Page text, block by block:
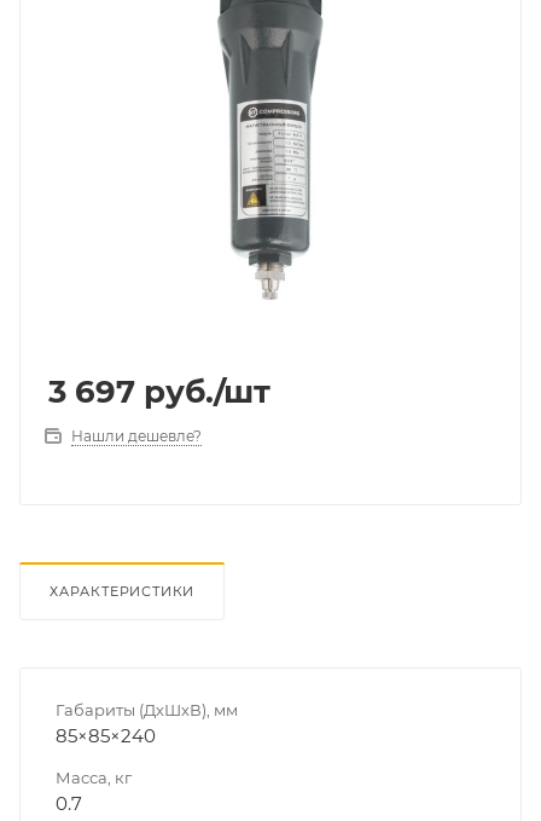
3 697 руб./шт
Нашли дешевле?
ХАРАКТЕРИСТИКИ
Габариты (ДхШхВ), мм
85×85×240
Масса, кг
0.7